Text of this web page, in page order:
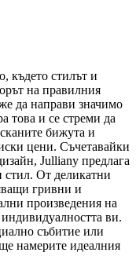
където стилът и
на правилния
да направи значимо
това и се стреми да
бижута и
цени. Съчетавайки
Julliany предлага
стил. От деликатни
гривни и
произведения на
ви.
събитие или
намерите идеалния